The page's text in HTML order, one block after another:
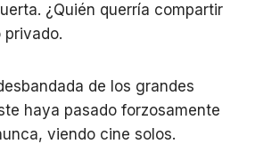
¿Quién querría compartir
privado.
de los grandes
haya pasado forzosamente
viendo cine solos.